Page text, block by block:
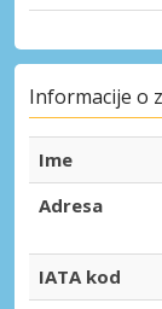
Informacije o
Ime
Adresa
IATA kod